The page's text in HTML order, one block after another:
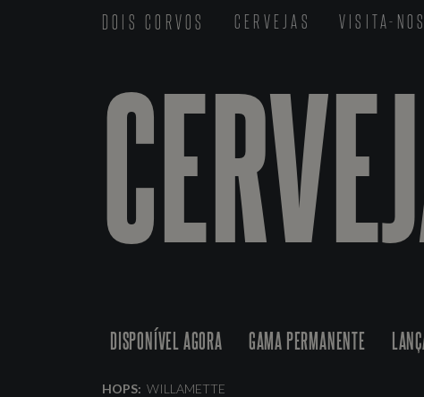
DOIS CORVOS CERVEJAS VISITA-NOS
DISPONÍVEL AGORA GAMA PERMANENTE
HOPS: WILLAMETTE